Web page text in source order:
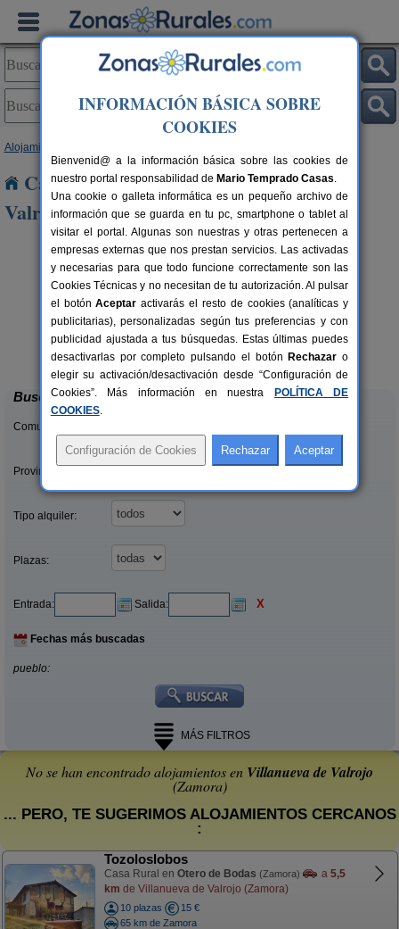
Alojamientos
Casas Rurales cerca de Villanueva de
Valrojo
16 pers.
desde38 €
Molino 1914
Montamarta (Zamora)
Buscar
Comunidades:
Provincias/Islas:
Tipo alquiler:
Plazas:
Entrada: Salida: X
Fechas más buscadas
pueblo:
MÁS FILTROS
No se han encontrado alojamientos en Villanueva de Valrojo
(Zamora)
... PERO, TE SUGERIMOS ALOJAMIENTOS CERCANOS
:
Tozoloslobos
Casa Rural en Otero de Bodas (Zamora) a 5,5
km de Villanueva de Valrojo (Zamora)
10 plazas
15 €
65 km de Zamora
INFORMACIÓN BÁSICA SOBRE
COOKIES
Bienvenid@ a la información básica sobre las cookies de
nuestro portal responsabilidad de Mario Temprado Casas.
Una cookie o galleta informática es un pequeño archivo de
información que se guarda en tu pc, smartphone o tablet al
visitar el portal. Algunas son nuestras y otras pertenecen a
empresas externas que nos prestan servicios. Las activadas
y necesarias para que todo funcione correctamente son las
Cookies Técnicas y no necesitan de tu autorización. Al pulsar
el botónAceptar activarás el resto de cookies (analíticas y
publicitarias), personalizadas según tus preferencias y con
publicidad ajustada a tus búsquedas. Estas últimas puedes
desactivarlas por completo pulsando el botón Rechazar o
elegir su activación/desactivación desde “Configuración de
Cookies”. Más información en nuestra
POLÍTICA DE
COOKIES.